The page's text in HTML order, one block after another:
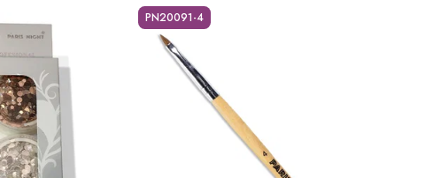
PN20091-4